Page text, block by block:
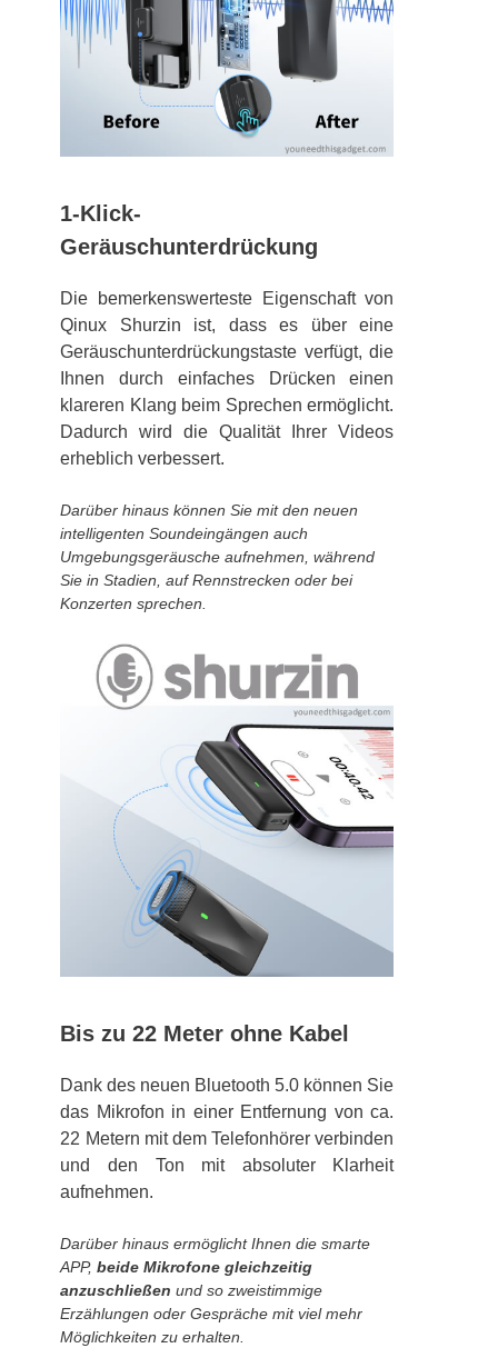
1-Klick-
Geräuschunterdrückung
Die bemerkenswerteste Eigenschaft von
Qinux Shurzin ist, dass es über eine
Geräuschunterdrückungstaste verfügt, die
Ihnen durch einfaches Drücken einen
klareren Klang beim Sprechen ermöglicht.
Dadurch wird die Qualität Ihrer Videos
erheblich verbessert.
Darüber hinaus können Sie mit den neuen
intelligenten Soundeingängen auch
Umgebungsgeräusche aufnehmen, während
Sie in Stadien, auf Rennstrecken oder bei
Konzerten sprechen.
Bis zu 22 Meter ohne Kabel
Dank des neuen Bluetooth 5.0 können Sie
das Mikrofon in einer Entfernung von ca.
22 Metern mit dem Telefonhörer verbinden
und den Ton mit absoluter Klarheit
aufnehmen.
Darüber hinaus ermöglicht Ihnen die smarte
APP,beide Mikrofone gleichzeitig
anzuschließen und so zweistimmige
Erzählungen oder Gespräche mit viel mehr
Möglichkeiten zu erhalten.